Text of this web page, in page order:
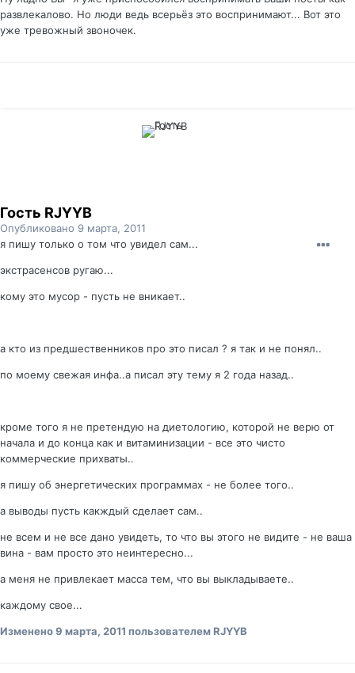
развлекалово. Но люди ведь всерьёз это воспринимают... Вот это
уже тревожный звоночек.
Гость RJYYB
Опубликовано 9 марта, 2011
я пишу только о том что увидел сам...
экстрасенсов ругаю...
кому это мусор - пусть не вникает..
а кто из предшественников про это писал ? я так и не понял..
по моему свежая инфа..а писал эту тему я 2 года назад..
кроме того я не претендую на диетологию, которой не верю от
начала и до конца как и витаминизации - все это чисто
коммерческие прихваты..
я пишу об энергетических программах - не более того..
а выводы пусть какждый сделает сам..
не всем и не все дано увидеть, то что вы этого не видите - не ваша
вина - вам просто это неинтересно...
а меня не привлекает масса тем, что вы выкладываете..
каждому свое...
Изменено9 марта, 2011 пользователем RJYYB